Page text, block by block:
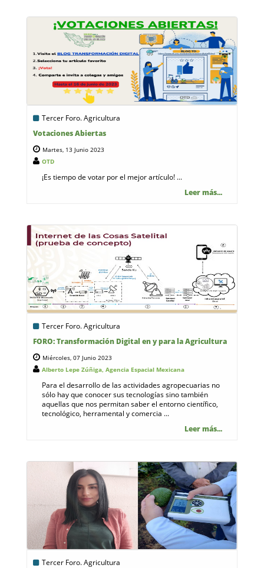
Tercer Foro. Agricultura
Votaciones Abiertas
Martes, 13 Junio 2023
OTD
¡Es tiempo de votar por el mejor artículo! ...
Leer más...
Tercer Foro. Agricultura
FORO: Transformación Digital en y para la Agricultura
Miércoles, 07 Junio 2023
Alberto Lepe Zúñiga, Agencia Espacial Mexicana
Para el desarrollo de las actividades agropecuarias no
sólo hay que conocer sus tecnologías sino también
aquellas que nos permitan saber el entorno científico,
tecnológico, herramental y comercia ...
Leer más...
Tercer Foro. Agricultura